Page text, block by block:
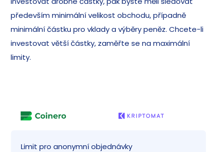
především minimální velikost obchodu, případně
minimální částku pro vklady a výběry peněz. Chcete-li
investovat větší částky, zaměřte se na maximální
limity.
Limit pro anonymní objednávky